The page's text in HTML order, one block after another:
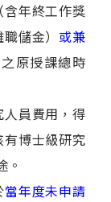
（含年終工作獎
儲金） 或兼
原授課總時
員費用，得
博士級研究
。
當年度未申請